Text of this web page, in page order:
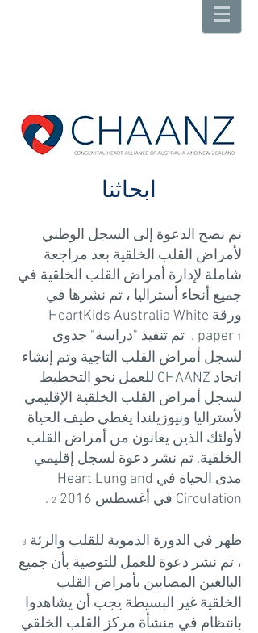
ابحاثنا
تم نصح الدعوة إلى السجل الوطني
لأمراض القلب الخلقية بعد مراجعة
شاملة لإدارة أمراض القلب الخلقية في
جميع أنحاء أستراليا ، تم نشرها في
ورقة HeartKids Australia White
paper 1
. تم تنفيذ "دراسة" جدوى
لسجل أمراض القلب التاجية وتم إنشاء
اتحاد CHAANZ للعمل نحو التخطيط
لسجل أمراض القلب الخلقية الإقليمي
لأستراليا ونيوزيلندا يغطي طيف الحياة
لأولئك الذين يعانون من أمراض القلب
الخلقية. تم نشر دعوة لسجل إقليمي
مدى الحياة في Heart Lung and
Circulation في أغسطس 2016
2
.
ظهر في الدورة الدموية للقلب والرئة 3
، تم نشر دعوة للعمل للتوصية بأن جميع
البالغين المصابين بأمراض القلب
الخلقية غير البسيطة يجب أن يشاهدوا
بانتظام في منشأة مركز القلب الخلقي